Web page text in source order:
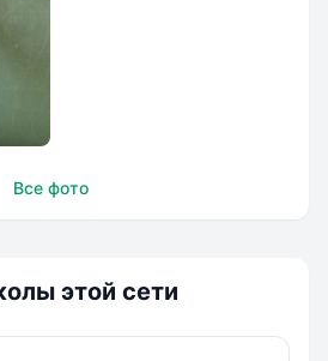
Все фото
этой сети